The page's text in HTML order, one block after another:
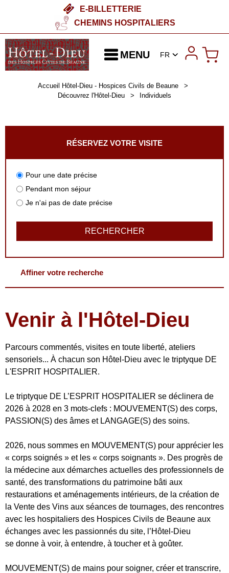
E-BILLETTERIE
CHEMINS HOSPITALIERS
MENU FR
Accueil Hôtel-Dieu - Hospices Civils de Beaune
>
Découvrez l'Hôtel-Dieu
> Individuels
RÉSERVEZ VOTRE VISITE
Pour une date précise
Pendant mon séjour
Je n'ai pas de date précise
Affiner votre recherche
Venir à l'Hôtel-Dieu
Parcours commentés, visites en toute liberté, ateliers
sensoriels... À chacun son Hôtel-Dieu avec le triptyque DE
L'ESPRIT HOSPITALIER.
Le triptyque DE L’ESPRIT HOSPITALIER se déclinera de
2026 à 2028 en 3 mots-clefs : MOUVEMENT(S) des corps,
PASSION(S) des âmes et LANGAGE(S) des soins.
2026, nous sommes en MOUVEMENT(S) pour apprécier les
« corps soignés » et les « corps soignants ». Des progrès de
la médecine aux démarches actuelles des professionnels de
santé, des transformations du patrimoine bâti aux
restaurations et aménagements intérieurs, de la création de
la Vente des Vins aux séances de tournages, des rencontres
avec les hospitaliers des Hospices Civils de Beaune aux
échanges avec les passionnés du site, l’Hôtel-Dieu
se donne à voir, à entendre, à toucher et à goûter.
MOUVEMENT(S) de mains pour soigner, créer et transcrire,